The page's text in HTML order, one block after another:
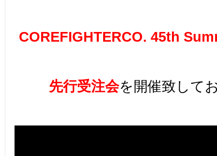
COREFIGHTERCO. 45th
先行受注会を開催致して